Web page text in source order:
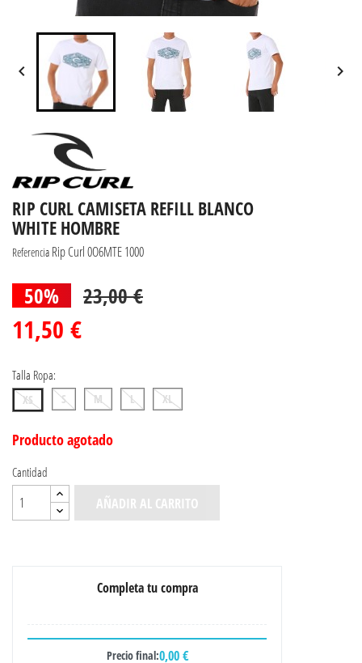
 
RIP CURL CAMISETA REFILL BLANCO
WHITE HOMBRE
Referencia Rip Curl 0O6MTE 1000
50% 23,00 €
11,50 €
Talla Ropa:
XS S M L XL
Producto agotado
Cantidad
AÑADIR AL CARRITO
Completa tu compra
Precio final:0,00 €